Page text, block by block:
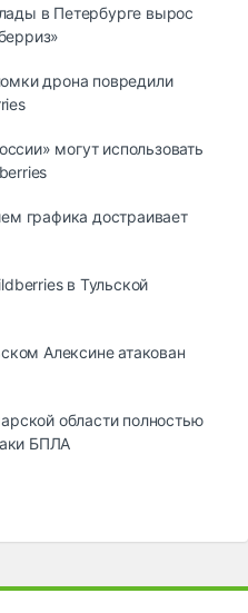
в Петербурге вырос
дрона повредили
могут использовать
графика достраивает
в Тульской
Алексине атакован
области полностью
БПЛА